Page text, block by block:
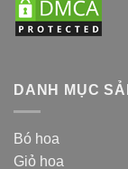
DANH MỤC
Bó hoa
Giỏ hoa